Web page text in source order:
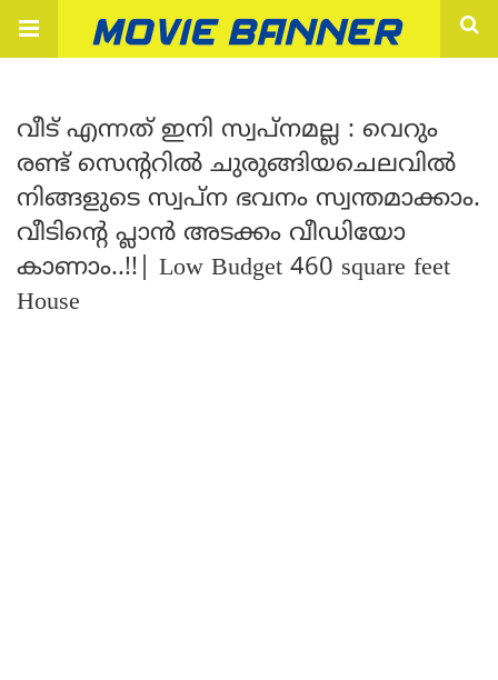
വീട് എന്നത് ഇനി സ്വപ്നമല്ല : വെറും
രണ്ട് സെന്ററിൽ ചുരുങ്ങിയചെലവിൽ
നിങ്ങളുടെ സ്വപ്ന ഭവനം സ്വന്തമാക്കാം.
വീടിന്റെ പ്ലാൻ അടക്കം വീഡിയോ
കാണാം..!!| Low Budget 460 square feet
House